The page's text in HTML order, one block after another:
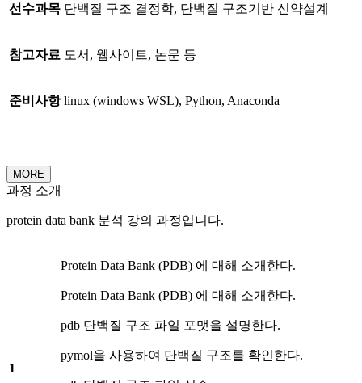
선수과목 단백질 구조 결정학, 단백질 구조기반 신약설계
참고자료 도서, 웹사이트, 논문 등
준비사항 linux (windows WSL), Python, Anaconda
MORE
과정 소개
protein data bank 분석 강의 과정입니다.
1
Protein Data Bank (PDB) 에 대해 소개한다.
Protein Data Bank (PDB) 에 대해 소개한다.
pdb 단백질 구조 파일 포맷을 설명한다.
pymol을 사용하여 단백질 구조를 확인한다.